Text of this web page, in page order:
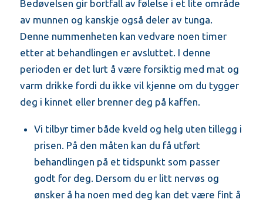
Bedøvelsen gir bortfall av følelse i et lite område
av munnen og kanskje også deler av tunga.
Denne nummenheten kan vedvare noen timer
etter at behandlingen er avsluttet. I denne
perioden er det lurt å være forsiktig med mat og
varm drikke fordi du ikke vil kjenne om du tygger
deg i kinnet eller brenner deg på kaffen.
Vi tilbyr timer både kveld og helg uten tillegg i
prisen. På den måten kan du få utført
behandlingen på et tidspunkt som passer
godt for deg. Dersom du er litt nervøs og
ønsker å ha noen med deg kan det være fint å